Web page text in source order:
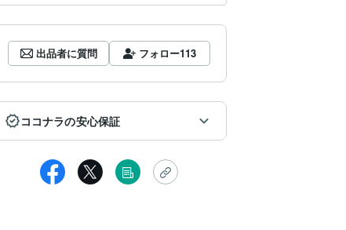
出品者に質問 フォロー113
ココナラの安心保証